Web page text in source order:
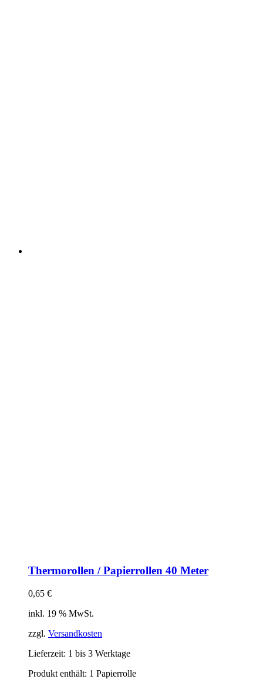
Thermorollen / Papierrollen 40 Meter
0,65 €
inkl. 19 % MwSt.
zzgl. Versandkosten
Lieferzeit: 1 bis 3 Werktage
Produkt enthält: 1 Papierrolle